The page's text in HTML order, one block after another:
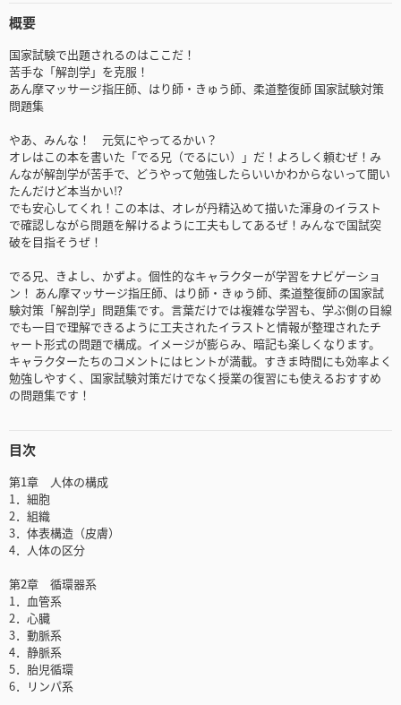
概要
国家試験で出題されるのはここだ！
苦手な「解剖学」を克服！
あん摩マッサージ指圧師、はり師・きゅう師、柔道整復師 国家試験対策
問題集
やあ、みんな！ 元気にやってるかい？
オレはこの本を書いた「でる兄（でるにい）」だ！よろしく頼むぜ！み
んなが解剖学が苦手で、どうやって勉強したらいいかわからないって聞い
たんだけど本当かい⁉
でも安心してくれ！この本は、オレが丹精込めて描いた渾身のイラスト
で確認しながら問題を解けるように工夫もしてあるぜ！みんなで国試突
破を目指そうぜ！
でる兄、きよし、かずよ。個性的なキャラクターが学習をナビゲーショ
ン！ あん摩マッサージ指圧師、はり師・きゅう師、柔道整復師の国家試
験対策「解剖学」問題集です。言葉だけでは複雑な学習も、学ぶ側の目線
でも一目で理解できるように工夫されたイラストと情報が整理されたチ
ャート形式の問題で構成。イメージが膨らみ、暗記も楽しくなります。
キャラクターたちのコメントにはヒントが満載。すきま時間にも効率よく
勉強しやすく、国家試験対策だけでなく授業の復習にも使えるおすすめ
の問題集です！
目次
第1章 人体の構成
1．細胞
2．組織
3．体表構造（皮膚）
4．人体の区分
第2章 循環器系
1．血管系
2．心臓
3．動脈系
4．静脈系
5．胎児循環
6．リンパ系